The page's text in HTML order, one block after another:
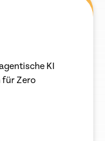
KI
für Zero